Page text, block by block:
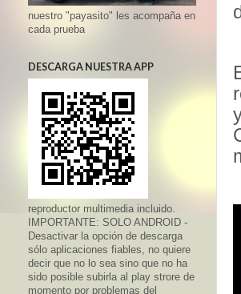
nuestro "payasito" les acompaña en
cada prueba
DESCARGA NUESTRA APP
reproductor multimedia incluido.
IMPORTANTE: SOLO ANDROID -
Desactivar la opción de descarga
sólo aplicaciones fiables, no quiere
decir que no lo sea sino que no ha
sido posible subirla al play strore de
momento por problemas del